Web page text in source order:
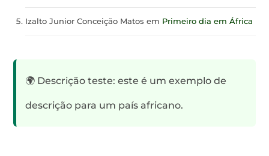
Izalto Junior Conceição Matos em Primeiro dia em África
🌍 Descrição teste: este é um exemplo de
descrição para um país africano.